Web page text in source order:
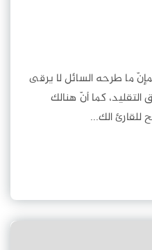
ما طرحه السائل لا يرقى
كما أنّ هنالك
للقارئ الك...